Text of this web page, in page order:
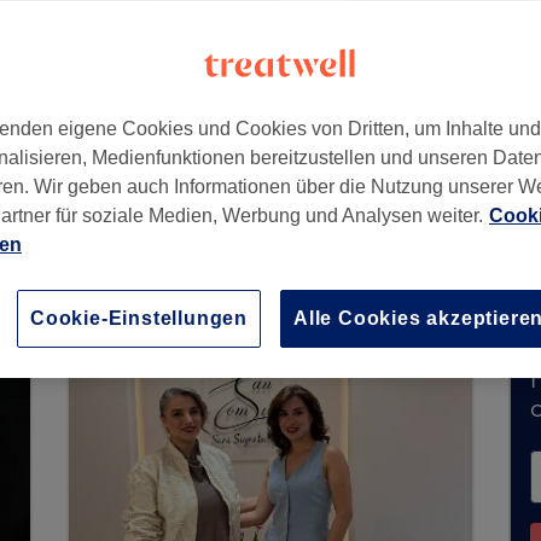
, 20251
keine Buchungen über Treatwell
in Ihrer Nähe zu finden.
eigene Cookies und Cookies von Dritten, um Inhalte
Medienfunktionen bereitzustellen und unseren
Wir geben auch Informationen über die Nutzung unserer
für soziale Medien, Werbung und Analysen weiter.
Cookie-Einstellungen Alle Cookies